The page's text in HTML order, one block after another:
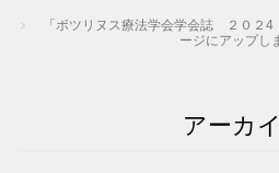
「ボツリヌス療法学会学会誌 ２０２
ージにアップし
アーカ